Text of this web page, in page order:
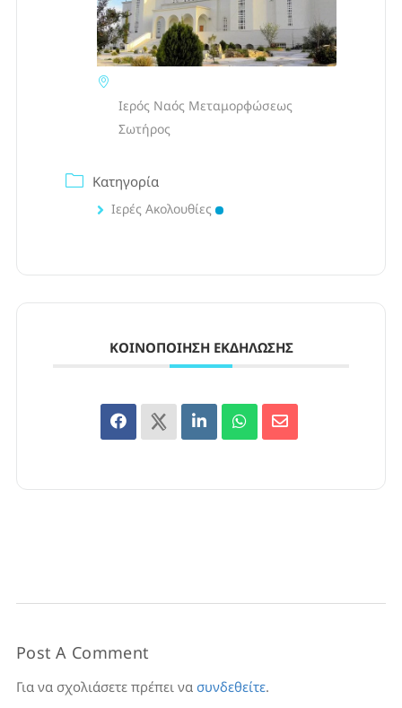
Ιερός Ναός Μεταμορφώσεως
Σωτήρος
Κατηγορία
Ιερές Ακολουθίες
ΚΟΙΝΟΠΟΊΗΣΗ ΕΚΔΉΛΩΣΗΣ
Post A Comment
Για να σχολιάσετε πρέπει να συνδεθείτε.